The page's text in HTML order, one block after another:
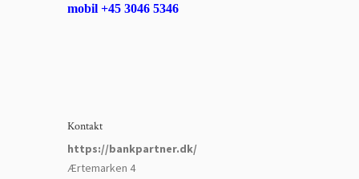
mobil +45 3046 5346
Kontakt
https://bankpartner.dk/
Ærtemarken 4